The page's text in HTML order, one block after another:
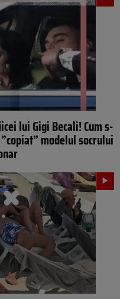
lui Gigi Becali! Cum s-
modelul socrului